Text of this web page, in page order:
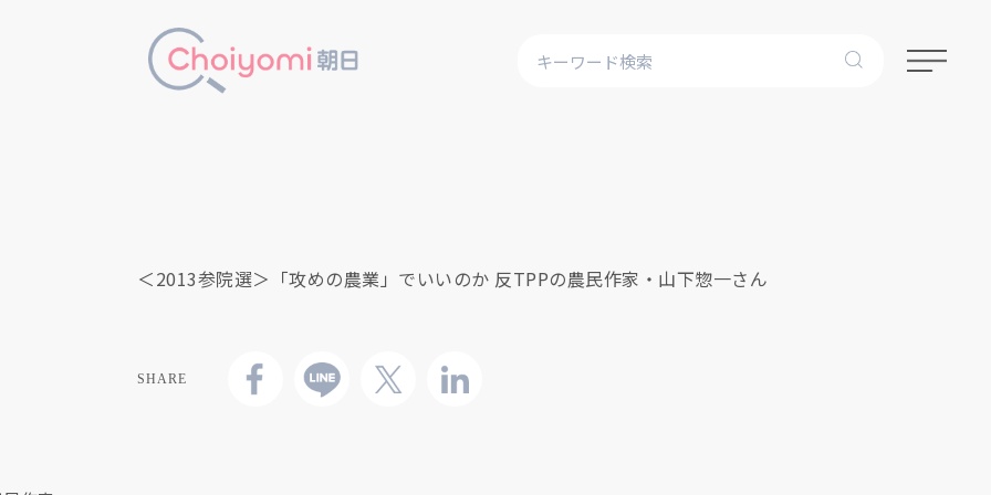
＜2013参院選＞「攻めの農業」でいいのか 反TPPの農民作家・山下惣一さん
SHARE